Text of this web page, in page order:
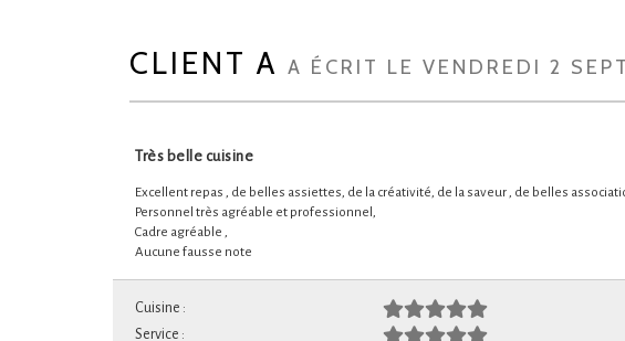
CLIENT A A ÉCRIT LE VENDREDI 2
Très belle cuisine
Excellent repas , de belles assiettes, de la créativité, de la saveur , de belles
Personnel très agréable et professionnel,
Cadre agréable ,
Aucune fausse note
Cuisine :
Service :